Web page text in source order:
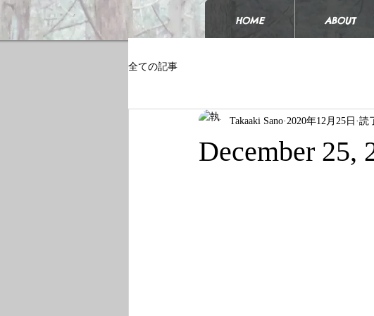
HOME ABOUT
全ての記事
December 25,
Takaaki Sano 2020年12月25日 読